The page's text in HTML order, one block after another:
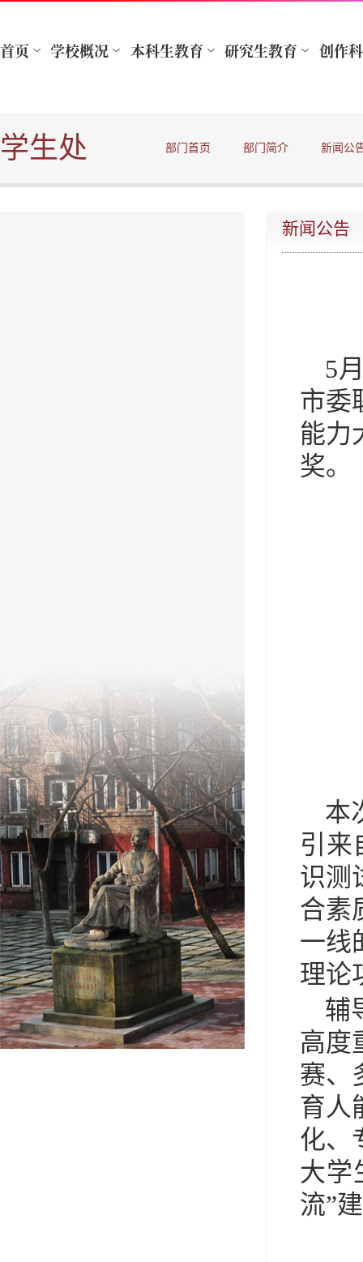
学生处 部门首页 部门简介 新闻公
新闻公告
5
市委
能力
奖。
本
引来
识测
合素
一线
理论
辅
高度
赛、
育人
化、
大学
流”